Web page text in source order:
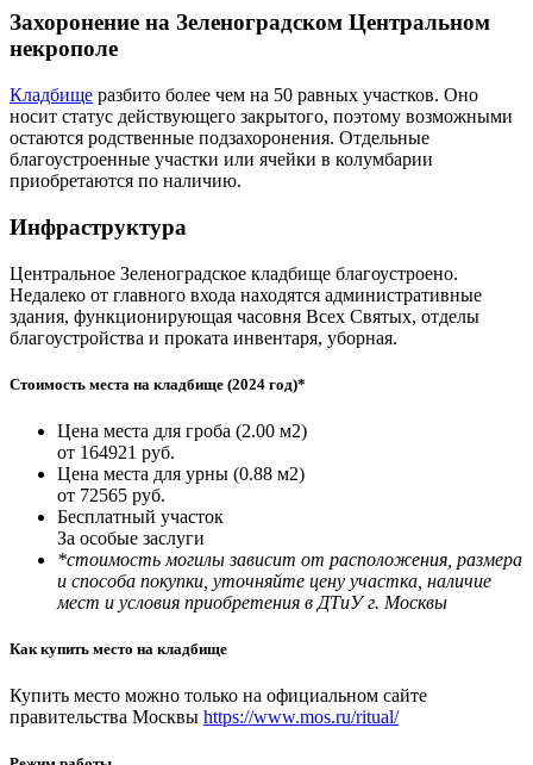
Захоронение на Зеленоградском Центральном
некрополе
Кладбище разбито более чем на 50 равных участков. Оно
носит статус действующего закрытого, поэтому возможными
остаются родственные подзахоронения. Отдельные
благоустроенные участки или ячейки в колумбарии
приобретаются по наличию.
Инфраструктура
Центральное Зеленоградское кладбище благоустроено.
Недалеко от главного входа находятся административные
здания, функционирующая часовня Всех Святых, отделы
благоустройства и проката инвентаря, уборная.
Стоимость места на кладбище (2024 год)*
Цена места для гроба (2.00 м2)
от 164921 руб.
Цена места для урны (0.88 м2)
от 72565 руб.
Бесплатный участок
За особые заслуги
*стоимость могилы зависит от расположения, размера
и способа покупки, уточняйте цену участка, наличие
мест и условия приобретения в ДТиУ г. Москвы
Как купить место на кладбище
Купить место можно только на официальном сайте
правительства Москвы https://www.mos.ru/ritual/